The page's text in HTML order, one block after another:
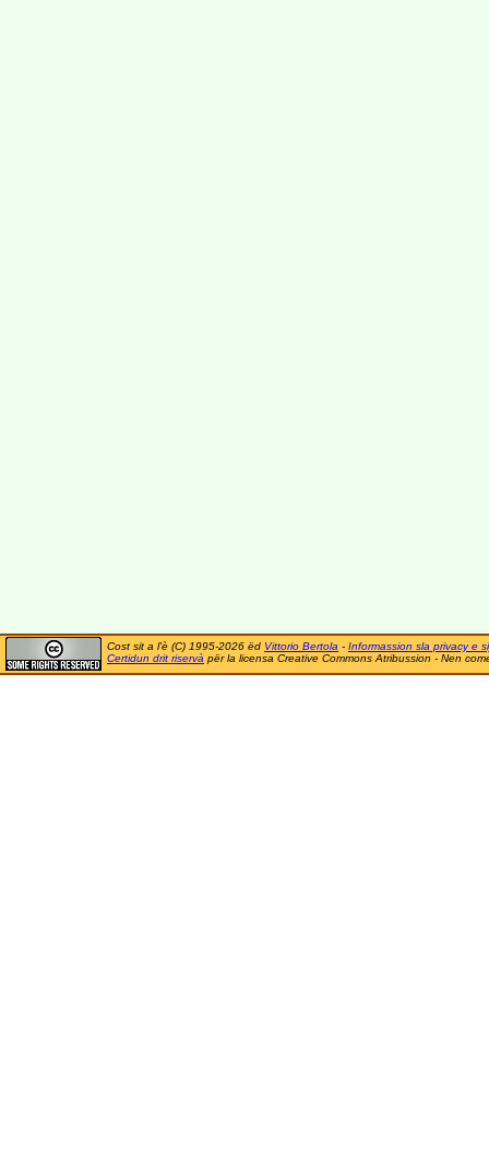
Cost sit a l'è (C) 1995-2026 ëd Vittorio Bertola - Informassion sla privacy e
Certidun drit riservà për la licensa Creative Commons Atribussion - Nen